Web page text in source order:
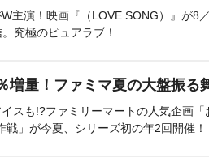
主演！映画『（LOVE SONG）』が8
究極のピュアラブ！
増量！ファミマ夏の大盤振る
スも!?ファミリーマートの人気企画「
戦」が今夏、シリーズ初の年2回開催！